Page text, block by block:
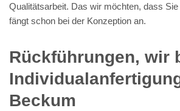
Qualitätsarbeit. Das wir möchten, dass
fängt schon bei der Konzeption an.
Rückführungen, wir
Beckum